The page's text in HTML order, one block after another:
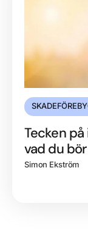
Tecken
vad du
Simon Ekström